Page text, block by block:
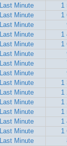
Last Minute
1
Last Minute
1
Last Minute
Last Minute
1
Last Minute
1
Last Minute
Last Minute
Last Minute
Last Minute
1
Last Minute
1
Last Minute
1
Last Minute
1
Last Minute
1
Last Minute
1
Last Minute